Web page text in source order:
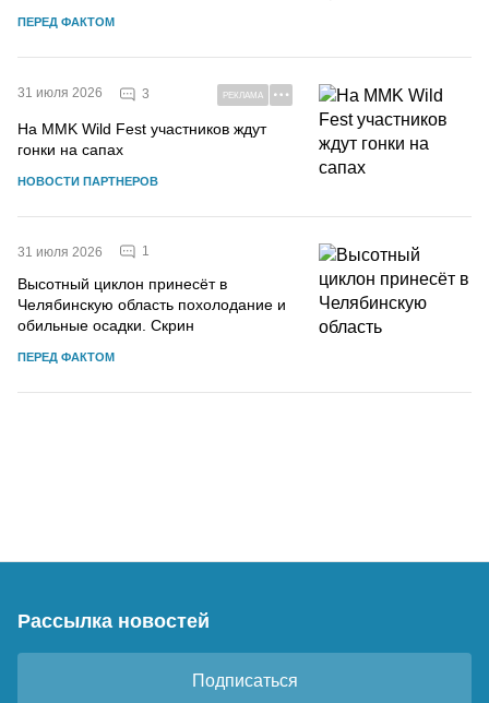
ПЕРЕД ФАКТОМ
31 июля 2026 3 РЕКЛАМА
На MMK Wild Fest участников ждут
гонки на сапах
НОВОСТИ ПАРТНЕРОВ
31 июля 2026 1
Высотный циклон принесёт в
Челябинскую область похолодание и
обильные осадки. Скрин
ПЕРЕД ФАКТОМ
Рассылка новостей
Подписаться